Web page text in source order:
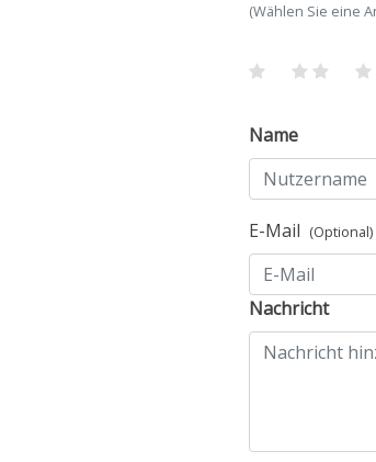
(Wählen Sie eine
Name
E-Mail (Optional)
Nachricht